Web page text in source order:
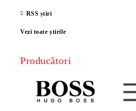
RSS știri
Vezi toate știrile
Producători